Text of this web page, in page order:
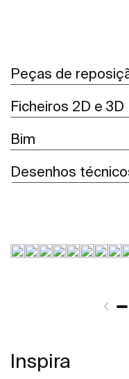
Peças de
Ficheiros 2D e 3D
Bim
Desenhos
Inspira